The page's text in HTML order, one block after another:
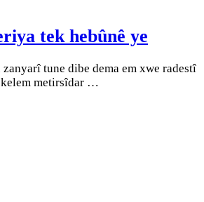
tek hebûnê ye
tune dibe dema em xwe radestî
metirsîdar …